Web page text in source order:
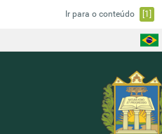
Ir para o conteúdo [1]